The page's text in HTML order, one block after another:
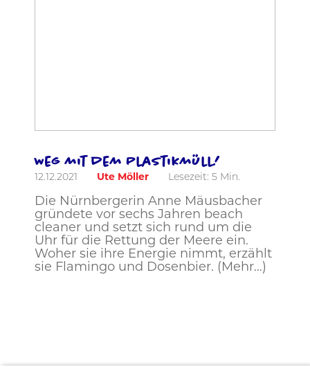
Weg mit dem Plastikmüll!
12.12.2021 Ute Möller Lesezeit: 5 Min.
Die Nürnbergerin Anne Mäusbacher
gründete vor sechs Jahren beach
cleaner und setzt sich rund um die
Uhr für die Rettung der Meere ein.
Woher sie ihre Energie nimmt, erzählt
sie Flamingo und Dosenbier. (Mehr…)